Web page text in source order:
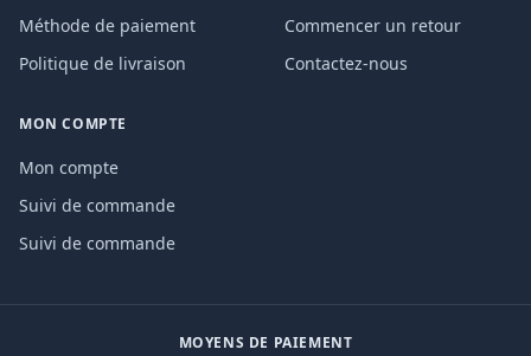
Méthode de paiement
Politique de livraison
Commencer un retour
Contactez-nous
MON COMPTE
Mon compte
Suivi de commande
Suivi de commande
MOYENS DE PAIEMENT